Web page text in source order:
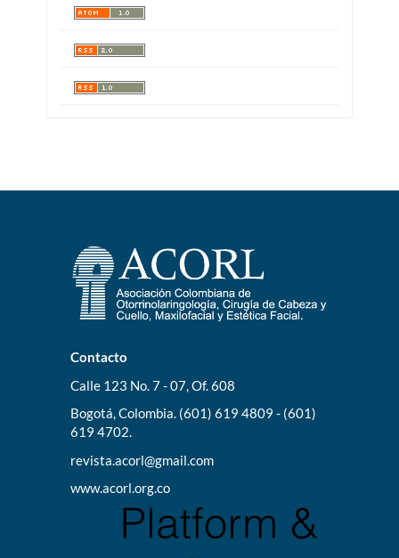
Contacto
Calle 123 No. 7 - 07, Of. 608
Bogotá, Colombia. (601) 619 4809 - (601)
619 4702.
revista.acorl@gmail.com
www.acorl.org.co